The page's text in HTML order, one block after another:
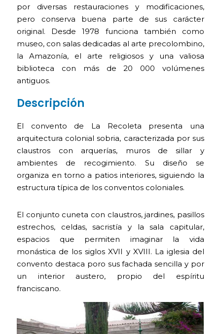
por diversas restauraciones y modificaciones,
pero conserva buena parte de sus carácter
original. Desde 1978 funciona también como
museo, con salas dedicadas al arte precolombino,
la Amazonía, el arte religiosos y una valiosa
biblioteca con más de 20 000 volúmenes
antiguos.
Descripción
El convento de La Recoleta presenta una
arquitectura colonial sobria, caracterizada por sus
claustros con arquerías, muros de sillar y
ambientes de recogimiento. Su diseño se
organiza en torno a patios interiores, siguiendo la
estructura típica de los conventos coloniales.
El conjunto cuneta con claustros, jardines, pasillos
estrechos, celdas, sacristía y la sala capitular,
espacios que permiten imaginar la vida
monástica de los siglos XVII y XVIII. La iglesia del
convento destaca poro sus fachada sencilla y por
un interior austero, propio del espíritu
franciscano.